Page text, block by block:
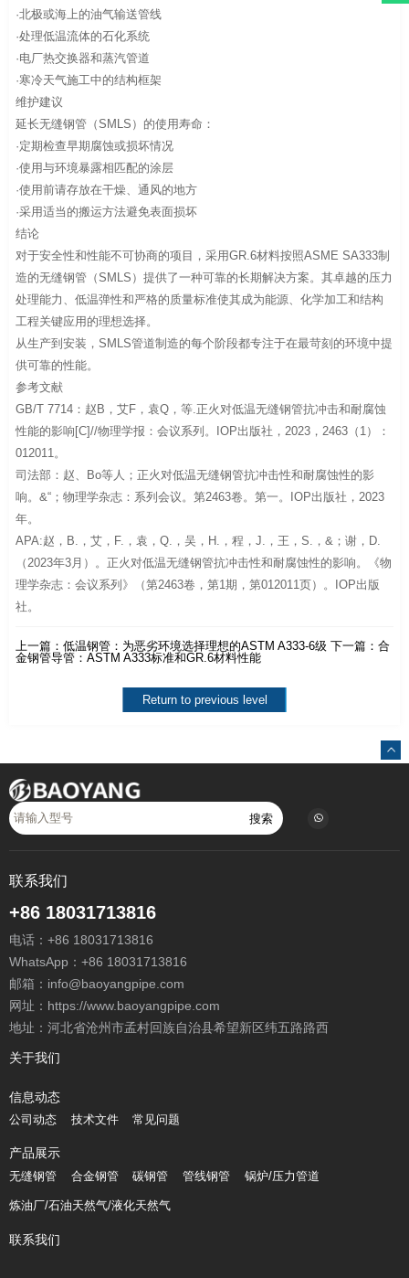
·北极或海上的油气输送管线
·处理低温流体的石化系统
·电厂热交换器和蒸汽管道
·寒冷天气施工中的结构框架
维护建议
延长无缝钢管（SMLS）的使用寿命：
·定期检查早期腐蚀或损坏情况
·使用与环境暴露相匹配的涂层
·使用前请存放在干燥、通风的地方
·采用适当的搬运方法避免表面损坏
结论
对于安全性和性能不可协商的项目，采用GR.6材料按照ASME SA333制
造的无缝钢管（SMLS）提供了一种可靠的长期解决方案。其卓越的压力
处理能力、低温弹性和严格的质量标准使其成为能源、化学加工和结构
工程关键应用的理想选择。
从生产到安装，SMLS管道制造的每个阶段都专注于在最苛刻的环境中提
供可靠的性能。
参考文献
GB/T 7714：赵B，艾F，袁Q，等.正火对低温无缝钢管抗冲击和耐腐蚀
性能的影响[C]//物理学报：会议系列。IOP出版社，2023，2463（1）：
012011。
司法部：赵、Bo等人；正火对低温无缝钢管抗冲击性和耐腐蚀性的影
响。&“；物理学杂志：系列会议。第2463卷。第一。IOP出版社，2023
年。
APA:赵，B.，艾，F.，袁，Q.，吴，H.，程，J.，王，S.，&；谢，D.
（2023年3月）。正火对低温无缝钢管抗冲击性和耐腐蚀性的影响。《物
理学杂志：会议系列》（第2463卷，第1期，第012011页）。IOP出版
社。
上一篇：低温钢管：为恶劣环境选择理想的ASTM A333-6级 下一篇：合
金钢管导管：ASTM A333标准和GR.6材料性能
Return to previous level
搜索
联系我们
+86 18031713816
电话： +86 18031713816
WhatsApp： +86 18031713816
邮箱： info@baoyangpipe.com
网址：https://www.baoyangpipe.com
地址：河北省沧州市孟村回族自治县希望新区纬五路路西
关于我们
信息动态
公司动态 技术文件 常见问题
产品展示
无缝钢管 合金钢管 碳钢管 管线钢管 锅炉/压力管道
炼油厂/石油天然气/液化天然气
联系我们